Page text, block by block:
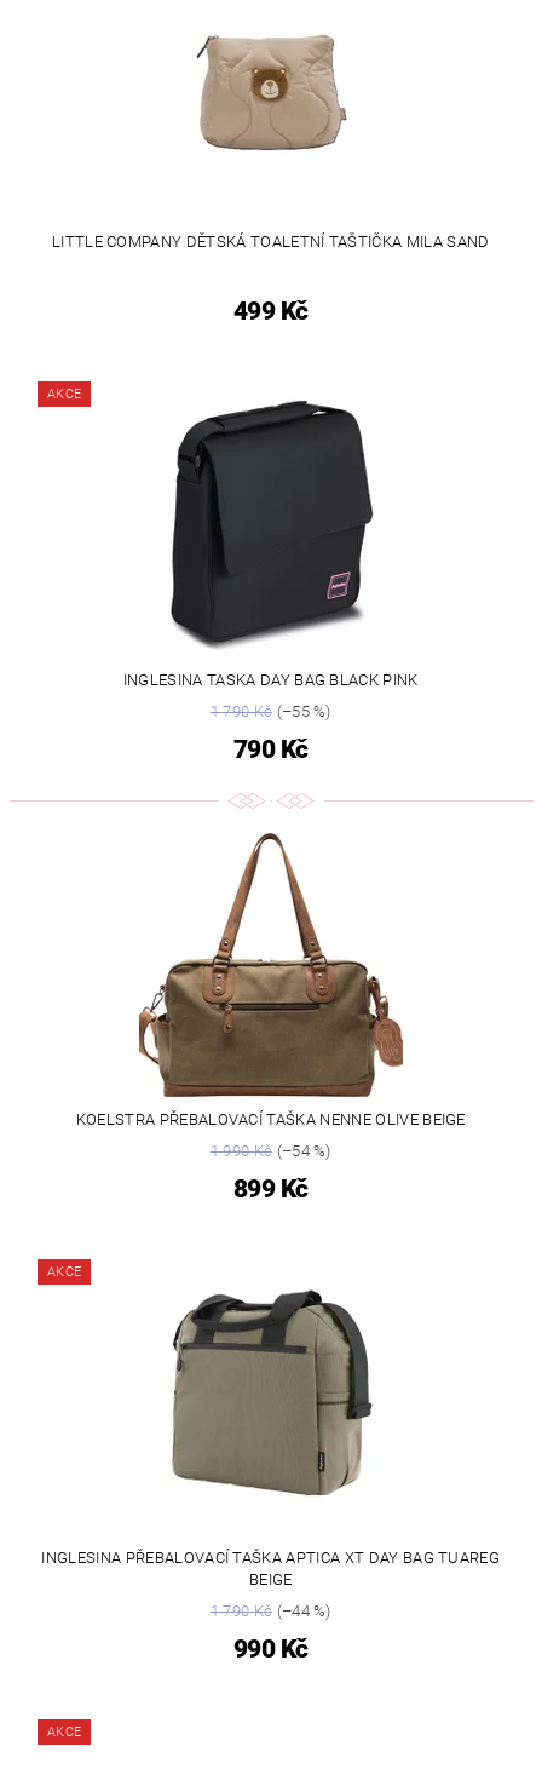
LITTLE COMPANY DĚTSKÁ TOALETNÍ TAŠTIČKA MILA SAND
499 Kč
AKCE
INGLESINA TASKA DAY BAG BLACK PINK
1 790 Kč(–55 %)
790 Kč
KOELSTRA PŘEBALOVACÍ TAŠKA NENNE OLIVE BEIGE
1 990 Kč(–54 %)
899 Kč
AKCE
INGLESINA PŘEBALOVACÍ TAŠKA APTICA XT DAY BAG TUAREG
BEIGE
1 790 Kč(–44 %)
990 Kč
AKCE